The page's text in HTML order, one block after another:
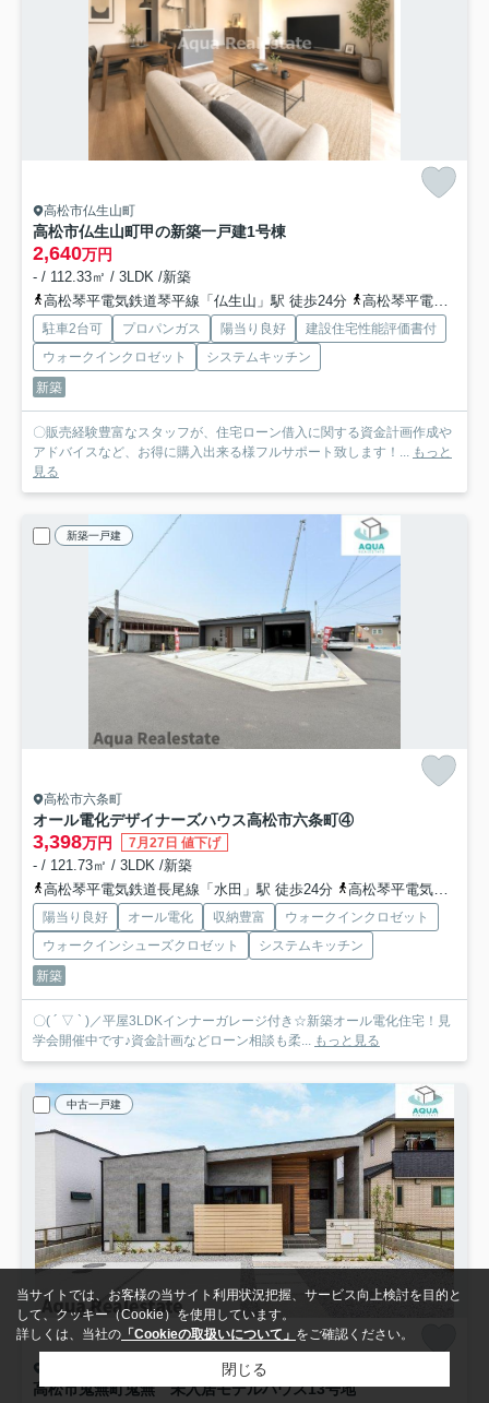
高松市仏生山町
高松市仏生山町甲の新築一戸建1号棟
2,640万円
- / 112.33㎡ / 3LDK /新築
高松琴平電気鉄道琴平線「仏生山」駅 徒歩24分
高松琴平電気鉄道琴平線「空港通り」駅 徒歩34分
駐車2台可 プロパンガス 陽当り良好
建設住宅性能評価書付
ウォークインクロゼット
システムキッチン
新築
〇販売経験豊富なスタッフが、住宅ローン借入に関する資金計画作成や
アドバイスなど、お得に購入出来る様フルサポート致します！...
もっと
見る
新築一戸建
高松市六条町
オール電化デザイナーズハウス高松市六条町④
3,398万円 7月27日 値下げ
- / 121.73㎡ / 3LDK /新築
高松琴平電気鉄道長尾線「水田」駅 徒歩24分
高松琴平電気鉄道長尾線「元山」駅 徒歩27分
陽当り良好 オール電化 収納豊富
ウォークインクロゼット
ウォークインシューズクロゼット
システムキッチン
新築
〇( ´ ▽ ` )／平屋3LDKインナーガレージ付き☆新築オール電化住宅！見
学会開催中です♪資金計画などローン相談も柔... もっと見る
中古一戸建
高松市鬼無町鬼無 未入居モデルハウス13号地
当サイトでは、お客様の当サイト利用状況把握、サービス向上検討を目的と
して、クッキー（Cookie）を使用しています。
詳しくは、当社の 「Cookieの取扱いについて」 をご確認ください。
閉じる